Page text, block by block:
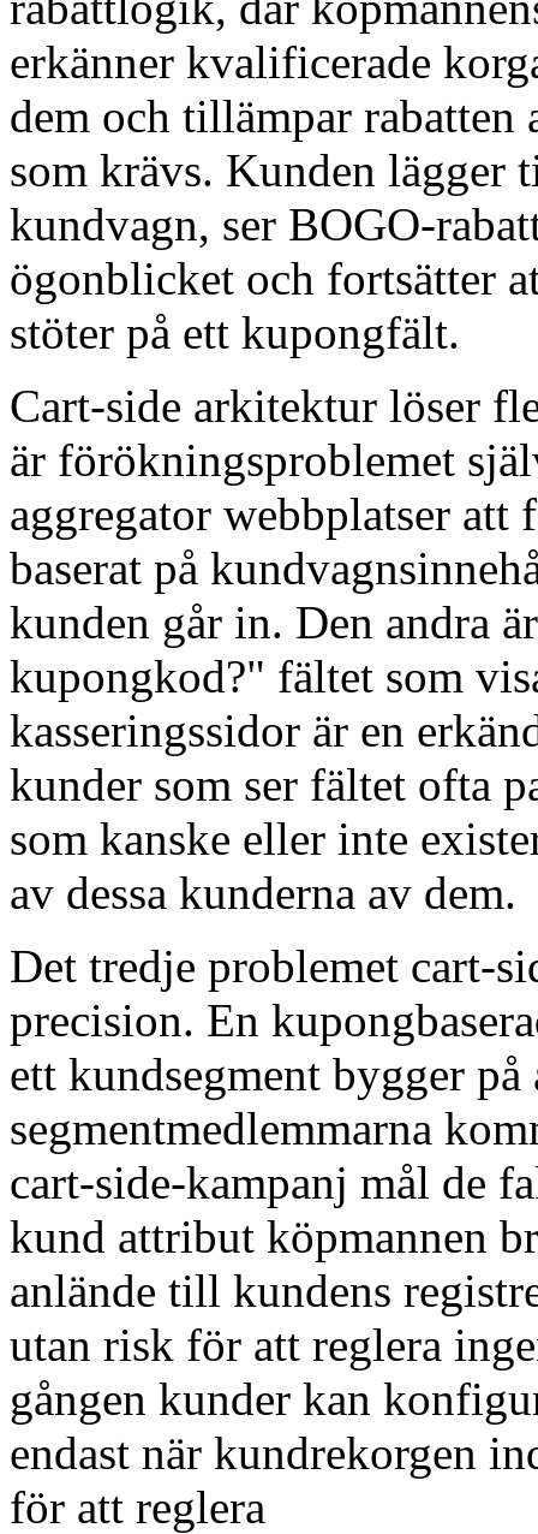
erkänner kvalificerade
dem och tillämpar rabatten
som krävs. Kunden
kundvagn, ser BOGO-
ögonblicket och fortsätter
stöter på ett kupongfält.
Cart-side arkitektur löser
är förökningsproblemet
aggregator webbplatser att
baserat på
kunden går in. Den andra
kupongkod?" fältet som
kasseringssidor är en
kunder som ser fältet ofta
som kanske eller inte
av dessa kunderna av dem.
Det tredje problemet cart-
precision. En
ett kundsegment bygger på
segmentmedlemmarna
cart-side-kampanj mål de
kund attribut köpmannen
anlände till kundens
utan risk för att reglera
gången kunder kan
endast när kundrekorgen
för att reglera